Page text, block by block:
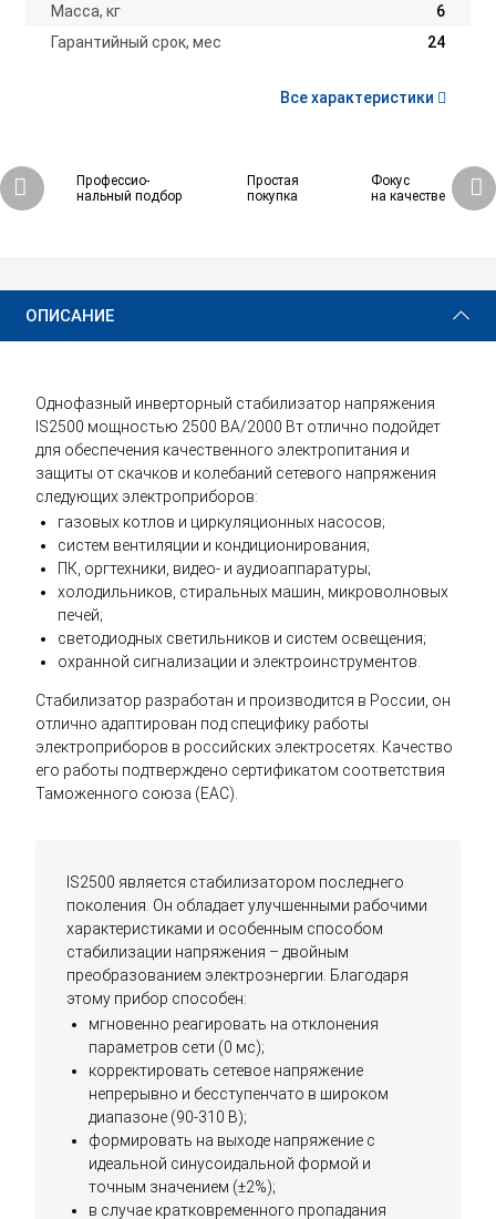
Масса, кг
6
Гарантийный срок, мес
24
Все характеристики
Профессио-
нальный подбор
Простая
покупка
Фокус
на качестве
24 780 ₽ Купить
ОПИСАНИЕ
Однофазный инверторный стабилизатор напряжения
IS2500 мощностью 2500 ВА/2000 Вт отлично подойдет
для обеспечения качественного электропитания и
защиты от скачков и колебаний сетевого напряжения
следующих электроприборов:
газовых котлов и циркуляционных насосов;
систем вентиляции и кондиционирования;
ПК, оргтехники, видео- и аудиоаппаратуры;
холодильников, стиральных машин, микроволновых
печей;
светодиодных светильников и систем освещения;
охранной сигнализации и электроинструментов.
Стабилизатор разработан и производится в России, он
отлично адаптирован под специфику работы
электроприборов в российских электросетях. Качество
его работы подтверждено сертификатом соответствия
Таможенного союза (EAC).
IS2500 является стабилизатором последнего
поколения. Он обладает улучшенными рабочими
характеристиками и особенным способом
стабилизации напряжения – двойным
преобразованием электроэнергии. Благодаря
этому прибор способен:
мгновенно реагировать на отклонения
параметров сети (0 мс);
корректировать сетевое напряжение
непрерывно и бесступенчато в широком
диапазоне (90-310 В);
формировать на выходе напряжение с
идеальной синусоидальной формой и
точным значением (±2%);
в случае кратковременного пропадания